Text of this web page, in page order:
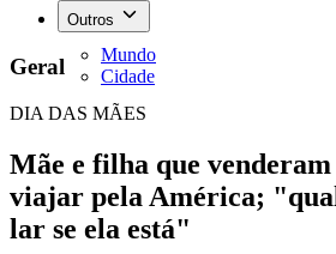
Outros
Mundo
Cidade
Geral
DIA DAS MÃES
Mãe e filha que
viajar pela América;
lar se ela está"